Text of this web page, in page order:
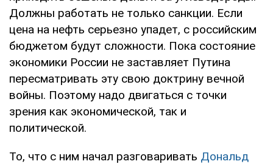
Должны работать не только санкции. Если
цена на нефть серьезно упадет, с российским
бюджетом будут сложности. Пока состояние
экономики России не заставляет Путина
пересматривать эту свою доктрину вечной
войны. Поэтому надо двигаться с точки
зрения как экономической, так и
политической.
То, что с ним начал разговаривать Дональд